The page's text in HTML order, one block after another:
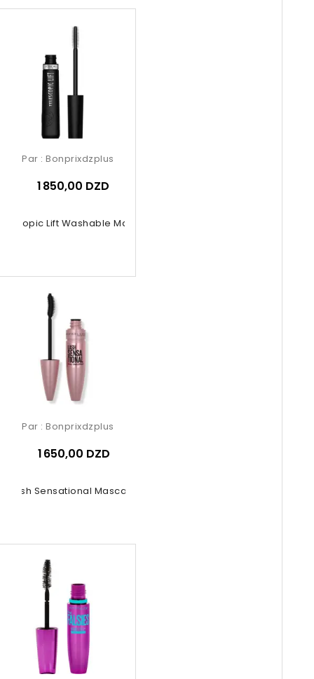
Lift Washable Mascara
Par : Bonprixdzplus
1 850,00 DZD
Lash Sensational Mascara
Par : Bonprixdzplus
1 650,00 DZD